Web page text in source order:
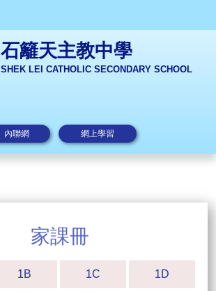
石籬天主教中學
SHEK LEI CATHOLIC SECONDARY SCHOOL
內聯網 網上學習
家課冊
1B 1C 1D